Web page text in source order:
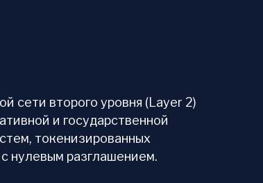
сети второго уровня (Layer 2)
и государственной
токенизированных
нулевым разглашением.